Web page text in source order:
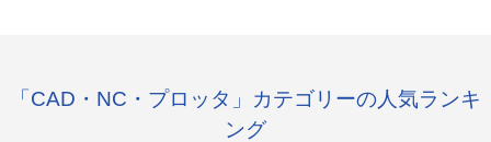
「CAD・NC・プロッタ」カテゴリーの人気ランキ
ング